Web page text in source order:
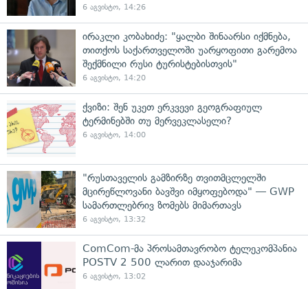
6 აგვისტო, 14:26
ირაკლი კობახიძე: "ყალბი შინაარსი იქმნება,
თითქოს საქართველოში უარყოფითი გარემოა
შექმნილი რუსი ტურისტებისთვის"
6 აგვისტო, 14:20
ქვიზი: შენ უკეთ ერკვევი გეოგრაფიულ
ტერმინებში თუ მერვეკლასელი?
6 აგვისტო, 14:00
"რუსთაველის გამზირზე თვითმცლელში
მცირეწლოვანი ბავშვი იმყოფებოდა" — GWP
სამართლებრივ ზომებს მიმართავს
6 აგვისტო, 13:32
ComCom-მა პროსამთავრობო ტელეკომპანია
POSTV 2 500 ლარით დააჯარიმა
6 აგვისტო, 13:02